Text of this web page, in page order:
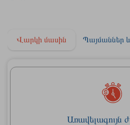
Վարկի մասին Պայմաններ
Առավելագույն